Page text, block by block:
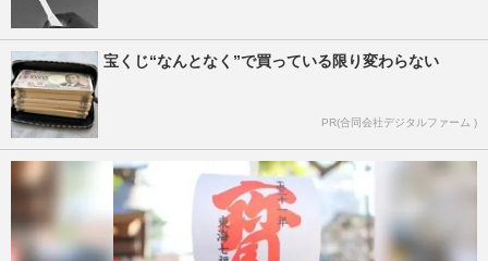
宝くじ“なんとなく”で買っている限り変わらない
PR(合同会社デジタルファーム )